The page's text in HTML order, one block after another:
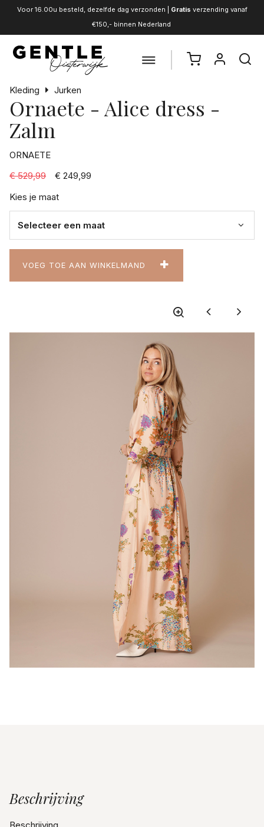
Voor 16.00u besteld, dezelfde dag verzonden | Gratis verzending vanaf
€150,- binnen Nederland
Kleding Jurken
Ornaete - Alice dress -
Zalm
ORNAETE
€ 529,99
€ 249,99
Kies je maat
VOEG TOE AAN WINKELMAND
Beschrijving